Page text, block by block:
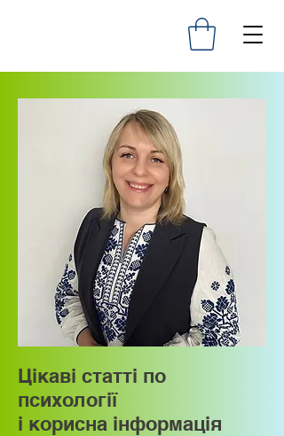
Цікаві статті по
психології
і корисна інформація